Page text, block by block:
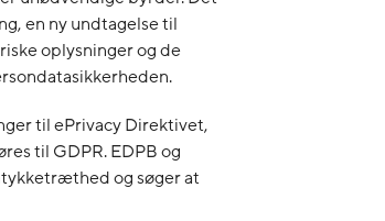
en ny undtagelse til
oplysninger og de
til ePrivacy Direktivet,
til GDPR. EDPB og
og søger at